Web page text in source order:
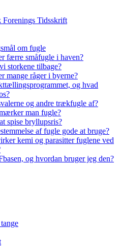
Tidsskrift
om fugle
færre småfugle i haven?
storkene tilbage?
mange råger i byerne?
og hvad
og andre trækfugle af?
man fugle?
spise bryllupsris?
af fugle gode at bruge?
kemi og parasitter fuglene ved
og hvordan bruger jeg den?